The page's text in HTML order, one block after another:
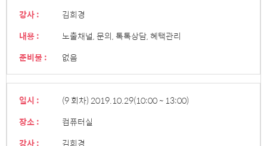
강사 :
김희경
내용 :
노출채널, 문의, 톡톡상담, 혜택관리
준비물 :
없음
일시 : (9 회차) 2019.10.29(10:00 ~ 13:00)
장소 :
컴퓨터실
강사 :
김희경